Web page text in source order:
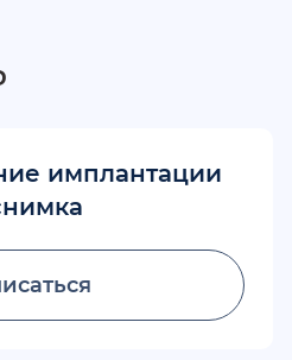
имплантации